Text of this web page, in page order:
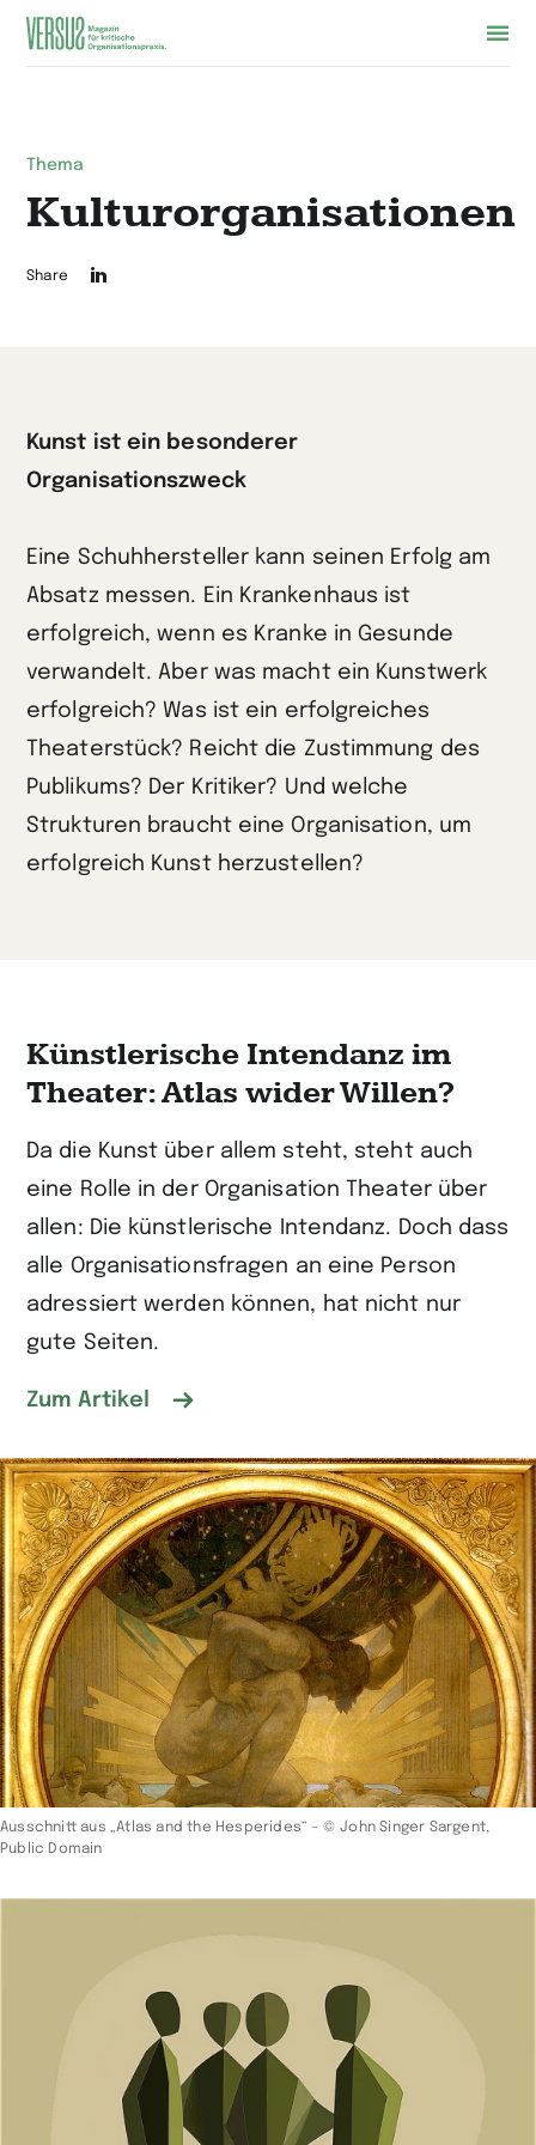
Zur
Thema
Kulturorganisationen
teilen
Share
Kunst ist ein besonderer
Organisationszweck
Eine Schuhhersteller kann seinen Erfolg am
Absatz messen. Ein Krankenhaus ist
erfolgreich, wenn es Kranke in Gesunde
verwandelt. Aber was macht ein Kunstwerk
erfolgreich? Was ist ein erfolgreiches
Theaterstück? Reicht die Zustimmung des
Publikums? Der Kritiker? Und welche
Strukturen braucht eine Organisation, um
erfolgreich Kunst herzustellen?
Künstlerische Intendanz im
Theater: Atlas wider Willen?
Da die Kunst über allem steht, steht auch
eine Rolle in der Organisation Theater über
allen: Die künstlerische Intendanz. Doch dass
alle Organisationsfragen an eine Person
adressiert werden können, hat nicht nur
gute Seiten.
Zum Artikel
Ausschnitt aus „Atlas and the Hesperides“ – © John Singer Sargent,
Public Domain